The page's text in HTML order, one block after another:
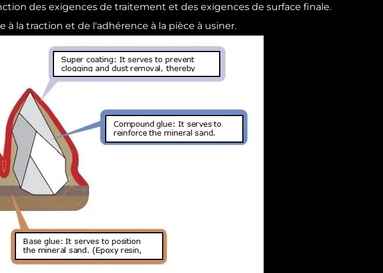
des exigences de traitement et des exigences de surface finale.
la traction et de l'adhérence à la pièce à usiner.